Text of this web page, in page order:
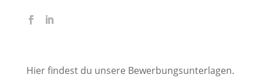
Hier findest du unsere Bewerbungsunterlagen.